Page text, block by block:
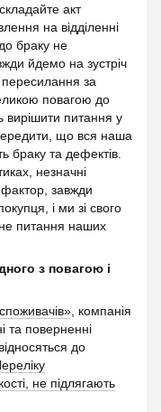
акт
на відділенні
браку не
йдемо на зустріч
за
повагою до
вирішити питання у
що вся наша
браку та дефектів.
незначні
завжди
і ми зі свого
питання наших
з повагою і
, компанія
та поверненні
до
не підлягають